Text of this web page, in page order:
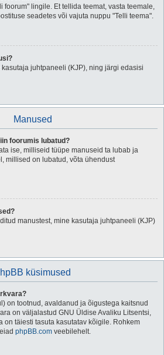
foorum" lingile. Et tellida teemat, vasta teemale,
seadetes või vajuta nuppu "Telli teema".
juhtpaneeli (KJP), ning järgi edasisi
Manused
foorumis lubatud?
ise, milliseid tüüpe manuseid ta lubab ja
millised on lubatud, võta ühendust
manustest, mine kasutaja juhtpaneeli (KJP)
küsimused
on tootnud, avaldanud ja õigustega kaitsnud
on väljalastud GNU Üldise Avaliku Litsentsi,
on täiesti tasuta kasutatav kõigile. Rohkem
phpBB.com veebilehelt.